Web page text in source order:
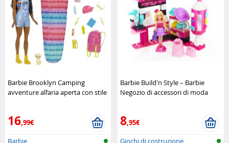
Barbie Brooklyn Camping
avventure all’aria aperta con stile
16,99€
Barbie
Barbie Build'n Style – Barbie
Negozio di accessori di moda
8,95€
Giochi di costruzione